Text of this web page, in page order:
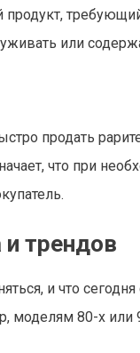
или
продать
что при
трендов
и что
моделям 80-х или